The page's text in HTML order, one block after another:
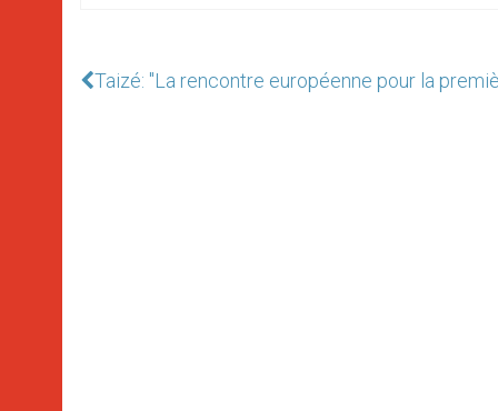
Taizé: "La rencontre européenne pour la